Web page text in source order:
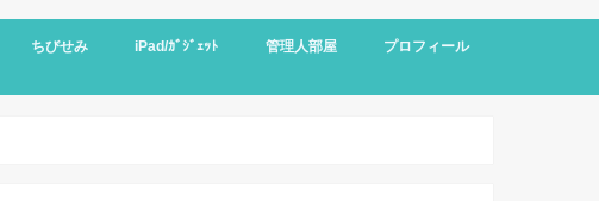
ちびせみ
ちびせみ漫画
キャラクター設定
漫画制作日誌
ちびせみ動画
ちびせみ楽曲
ちびせみイラスト
iPad/ｶﾞｼﾞｪｯﾄ
iPad
ガジェット
管理人部屋
レトロゲー絵日記
WordPress
サイト運用
Kindleアンリミ日記
VR
食べもの絵日記
その他イラスト
買物日記
レビュー記事
プロフィール